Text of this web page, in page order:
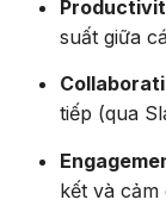
suất giữa
tiếp (qua
kết và